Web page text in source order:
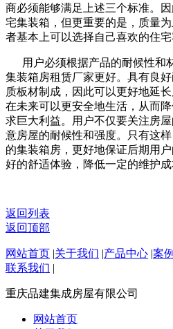
商必须能够满足上述三个标准。
宅集装箱，但更重要的是，质量
者基本上可以选择自己喜欢的住宅
用户必须根据产品的耐候性和
集装箱房租赁厂家更好。具有良
质板材制成，因此可以更好地延
在未来可以更安全地生活，从而
求巨大利益。用户不仅要关注房
意房屋的耐候性和强度。只有这
的集装箱房，更好地保证后期用
好的舒适体验，降低一定的维护成
返回列表
返回顶部
网站首页 |关于我们 |产品中心 |案
联系我们 |
重庆品建集成房屋有限公司
网站首页